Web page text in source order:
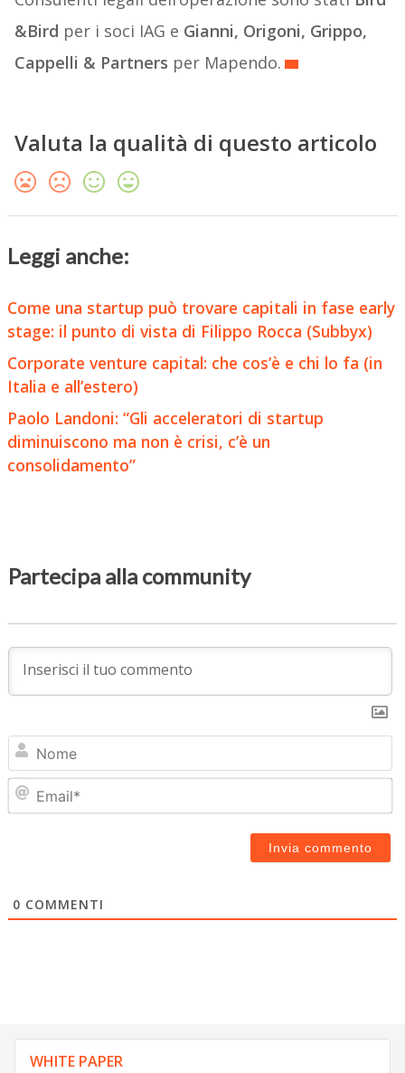
&Bird per i soci IAG e Gianni, Origoni, Grippo,
Cappelli & Partners per Mapendo.
Valuta la qualità di questo articolo
Leggi anche:
Come una startup può trovare capitali in fase early
stage: il punto di vista di Filippo Rocca (Subbyx)
Corporate venture capital: che cos’è e chi lo fa (in
Italia e all’estero)
Paolo Landoni: “Gli acceleratori di startup
diminuiscono ma non è crisi, c’è un
consolidamento”
Partecipa alla community
0 COMMENTI
WHITE PAPER